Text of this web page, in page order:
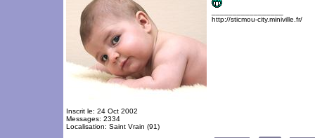
Inscrit le: 24 Oct 2002
Messages: 2334
Localisation: Saint Vrain (91)
http://sticmou-city.miniville.fr/